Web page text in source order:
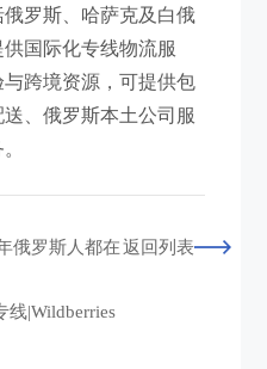
罗斯、哈萨克及白俄
国际化专线物流服
跨境资源，可提供包
、俄罗斯本土公司服
俄罗斯人都在
线|Wildberries
返回列表